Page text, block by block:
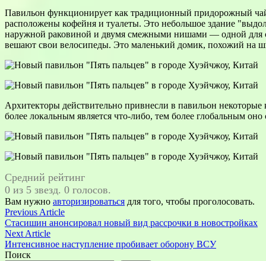
Павильон функционирует как традиционный придорожный
расположены кофейня и туалеты. Это небольшое здание
наружной раковиной и двумя смежными нишами — одной для
вешают свои велосипеды. Это маленький домик, похожий на
Архитекторы действительно привнесли в павильон
более локальным является что-либо, тем более глобальным оно
Средний рейтинг
0 из 5 звезд. 0 голосов.
Вам нужно авторизироваться для того, чтобы проголосовать.
Навигация
по
записям
Previous ArticlePrevious
article:
Стасишин анонсировал новый вид рассрочки в новостройках
Next ArticleNext
article:
Интенсивное наступление пробивает оборону ВСУ
Поиск